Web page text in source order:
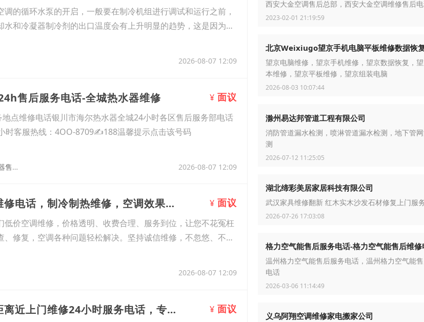
的循环水泵的开启，一般要在制冷机组进行调试和运行之前，
和冷凝器制冷剂的出口温度会有上升明显的趋势，这是因为冷
2026-08-07 12:09
售后服务电话-全城热水器维修 ¥ 面议
点维修电话银川市海尔热水器全城24小时各区售后服务部电话
时客服热线：4OO-8709✍188温馨提示点击该号码
万
家乐热水器售后维修电话-万家乐热水器售后服务电话 2026-08-07 12:09
10、温州瓯海区三菱空调维修电话，制冷制热维修，空调效果立竿见影 ¥ 面议
价空调维修，价格透明、收费合理、服务到位，让您不花冤枉
修复，空调各种问题轻松解决。坚持诚信维修，不忽悠、不乱
2026-08-07 12:09
11、武汉洪山区格力空调距离近上门维修24小时服务电话，专业格力加氟，制冷效果翻倍 ¥ 面议
西安大金空调售后总部，西安大金空调维修售后
2023-02-01 21:19:59
北京Weixiugo望京手机电脑平板维修数据恢
望京电脑维修，望京手机维修，望京数据恢复，
本维修，望京平板维修，望京组装电脑
2026-08-03 10:07:44
滁州易达邦管道工程有限公司
消防管道漏水检测，喷淋管道漏水检测，地下管
测
2026-07-12 11:25:05
湖北缔彩美居家居科技有限公司
武汉家具维修翻新 红木实木沙发石材修复上门服
2026-07-26 17:03:08
格力空气能售后服务电话-格力空气能售后维修
温州格力空气能售后服务电话，温州格力空气能
电话
2026-03-06 11:14:49
义乌阿翔空调维修家电搬家公司